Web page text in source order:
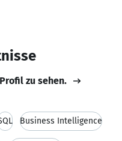
zu sehen.
Business Intelligence